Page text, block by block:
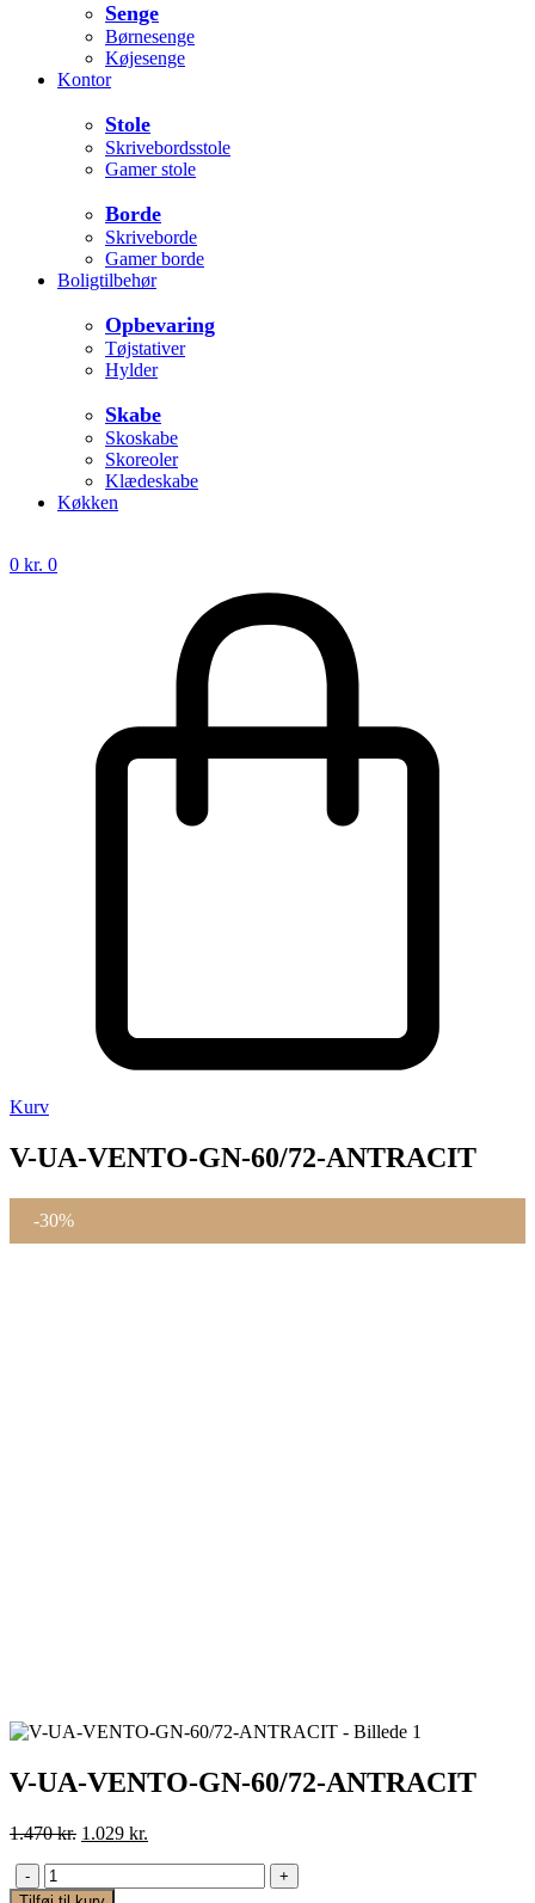
Senge
Børnesenge
Køjesenge
Kontor
Stole
Skrivebordsstole
Gamer stole
Borde
Skriveborde
Gamer borde
Boligtilbehør
Opbevaring
Tøjstativer
Hylder
Skabe
Skoskabe
Skoreoler
Klædeskabe
Køkken
0 kr. 0
Kurv
V-UA-VENTO-GN-60/72-ANTRACIT
-30%
V-UA-VENTO-GN-60/72-ANTRACIT
1.470kr. Den
var:
1.029 kr.
-
+